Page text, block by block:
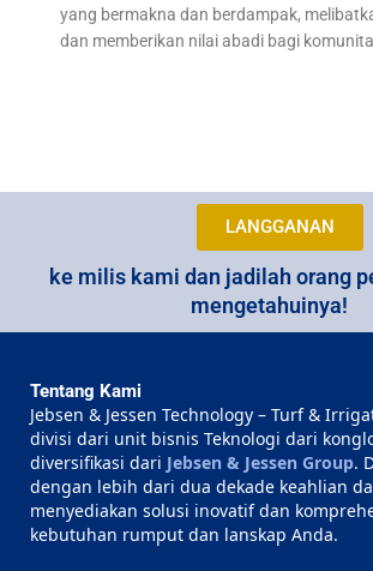
yang bermakna dan berdampak,
dan memberikan nilai abadi bagi
LANGGANAN
ke milis kami dan jadilah orang
mengetahuinya!
Tentang Kami
Jebsen & Jessen Technology – Turf &
divisi dari unit bisnis Teknologi dari
diversifikasi dari Jebsen & Jessen Group.
dengan lebih dari dua dekade keahlian
menyediakan solusi inovatif dan
kebutuhan rumput dan lanskap Anda.